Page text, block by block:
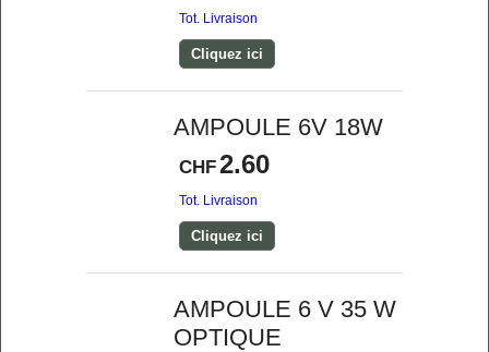
Tot. Livraison
Cliquez ici
AMPOULE 6V 18W
CHF2.60
Tot. Livraison
Cliquez ici
AMPOULE 6 V 35 W
OPTIQUE